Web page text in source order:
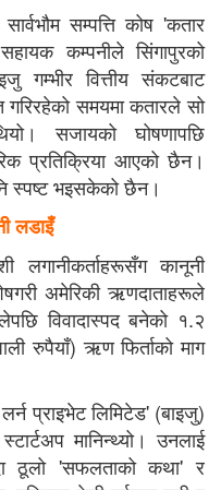
सम्पत्ति कोष 'कतार
कम्पनीले सिंगापुरको
गम्भीर वित्तीय संकटबाट
गरिरहेको समयमा कतारले सो
सजायको घोषणापछि
प्रतिक्रिया आएको छैन।
स्पष्ट भइसकेको छैन।
लडाइँ
लगानीकर्ताहरूसँग कानूनी
अमेरिकी ऋणदाताहरूले
विवादास्पद बनेको १.२
रुपैयाँ) ऋण फिर्ताको माग
प्राइभेट लिमिटेड' (बाइजु)
मानिन्थ्यो। उनलाई
ठूलो 'सफलताको कथा' र